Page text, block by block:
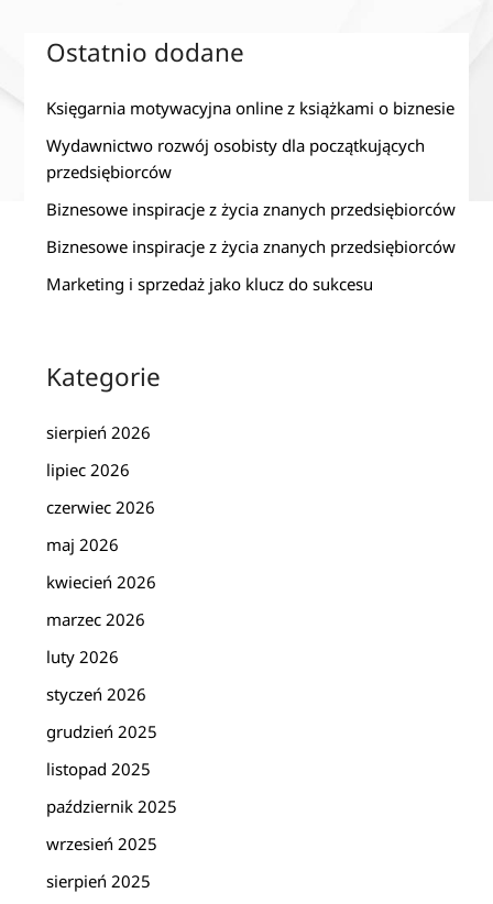
Ostatnio dodane
Księgarnia motywacyjna online z książkami o biznesie
Wydawnictwo rozwój osobisty dla początkujących
przedsiębiorców
Biznesowe inspiracje z życia znanych przedsiębiorców
Biznesowe inspiracje z życia znanych przedsiębiorców
Marketing i sprzedaż jako klucz do sukcesu
Kategorie
sierpień 2026
lipiec 2026
czerwiec 2026
maj 2026
kwiecień 2026
marzec 2026
luty 2026
styczeń 2026
grudzień 2025
listopad 2025
październik 2025
wrzesień 2025
sierpień 2025